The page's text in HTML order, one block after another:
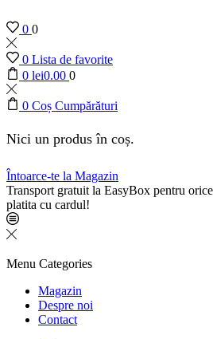
0 0
0 Lista de favorite
0 lei0.00 0
0 Coș Cumpărături
Nici un produs în coș.
Întoarce-te la Magazin
Transport gratuit la EasyBox pentru
platita cu cardul!
Menu Categories
Magazin
Despre noi
Contact